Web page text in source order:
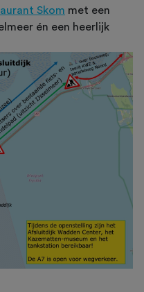
Skom met een
én een heerlijk